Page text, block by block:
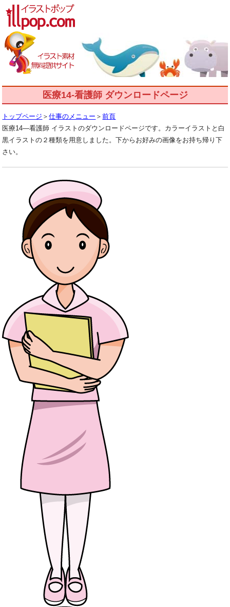
医療14-看護師 ダウンロードページ
トップページ ＞仕事のメニュー ＞前頁
医療14―看護師 イラストのダウンロードページです。カラーイラストと白
黒イラストの２種類を用意しました。下からお好みの画像をお持ち帰り下
さい。